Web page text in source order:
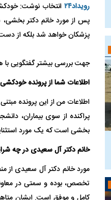
رویداد۲۴
انتخاب نوشت:
پس از مورد خانم دکتر بخشی،
پزشکان خواهد شد بلکه از
جهت بررسی بیشتر گفتگویی
اطلاعات شما از پرونده
اطلاعات من از این پرونده
پراکنده از سوی بیماران،
بخشی است که یک مورد
خانم دکتر آل سعیدی در چه
مورد خانم دکتر آل سعیدی از
تخصص، بوده و سمتی در معاونت
عکس| ماجرای کشف جسد ناشناس